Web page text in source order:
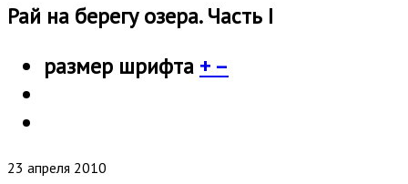
Рай на берегу озера. Часть I
размер шрифта + –
23 апреля 2010